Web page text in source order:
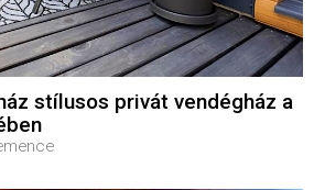
stílusos privát vendégház a